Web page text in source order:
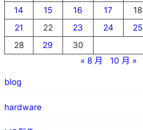
14
15 16 17 18
21
22 23 24 25
28
29
30
« 8 月
10 月 »
blog
hardware